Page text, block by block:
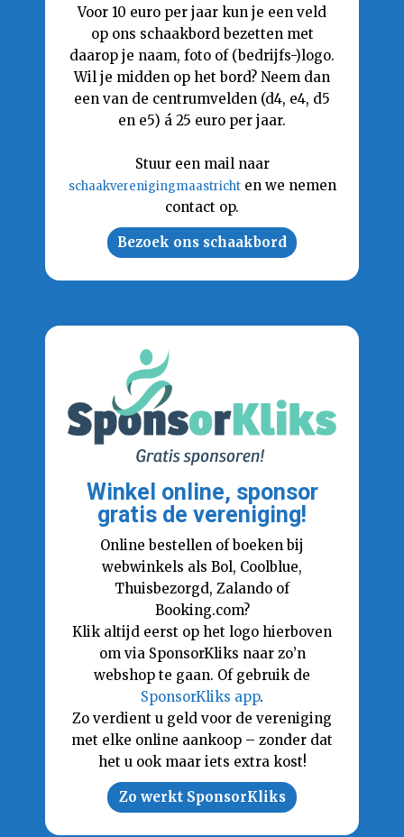
Voor 10 euro per jaar kun je een veld
op ons schaakbord bezetten met
daarop je naam, foto of (bedrijfs-)logo.
Wil je midden op het bord? Neem dan
een van de centrumvelden (d4, e4, d5
en e5) á 25 euro per jaar.
Stuur een mail naar
schaakverenigingmaastrichten we nemen
contact op.
Bezoek ons schaakbord
Winkel online, sponsor
gratis de vereniging!
Online bestellen of boeken bij
webwinkels als Bol, Coolblue,
Thuisbezorgd, Zalando of
Booking.com?
Klik altijd eerst op het logo hierboven
om via SponsorKliks naar zo’n
webshop te gaan. Of gebruik de
SponsorKliks app.
Zo verdient u geld voor de vereniging
met elke online aankoop – zonder dat
het u ook maar iets extra kost!
Zo werkt SponsorKliks